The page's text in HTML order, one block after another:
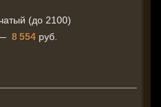
(до 2100)
8 554 руб.